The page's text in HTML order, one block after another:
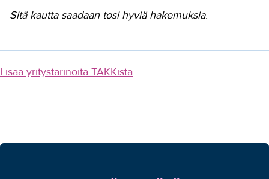
– Sitä kautta saadaan tosi hyviä hakemuksia.
Lisää yritystarinoita TAKKista